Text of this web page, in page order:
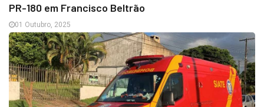
PR-180 em Francisco Beltrão
01 Outubro, 2025